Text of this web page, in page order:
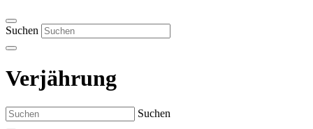
Suchen
Verjährung
Suchen